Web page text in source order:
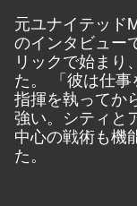
元ユナイテッド
のインタビュー
リックで始まり
た。 「彼は仕
指揮を執ってか
強い。シティと
中心の戦術も機
た。